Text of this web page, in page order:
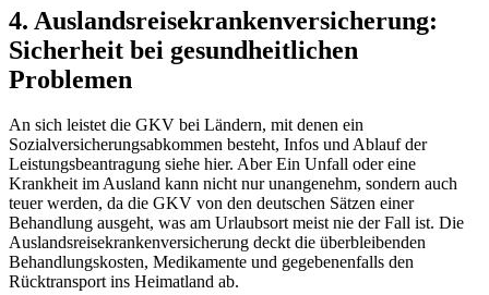
4. Auslandsreisekrankenversicherung:
Sicherheit bei gesundheitlichen
Problemen
An sich leistet die GKV bei Ländern, mit denen ein
Sozialversicherungsabkommen besteht, Infos und Ablauf der
Leistungsbeantragung siehe hier. Aber Ein Unfall oder eine
Krankheit im Ausland kann nicht nur unangenehm, sondern auch
teuer werden, da die GKV von den deutschen Sätzen einer
Behandlung ausgeht, was am Urlaubsort meist nie der Fall ist. Die
Auslandsreisekrankenversicherung deckt die überbleibenden
Behandlungskosten, Medikamente und gegebenenfalls den
Rücktransport ins Heimatland ab.